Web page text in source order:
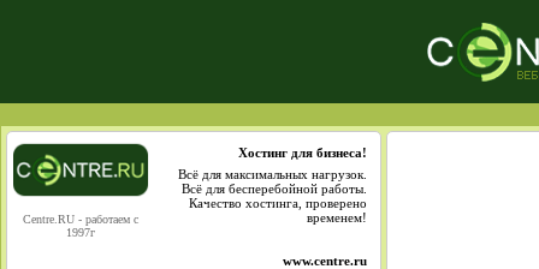
Centre.RU - работаем с
1997г
Хостинг для бизнеса!
Всё для максимальных нагрузок.
Всё для бесперебойной работы.
Качество хостинга, проверено
временем!
www.centre.ru